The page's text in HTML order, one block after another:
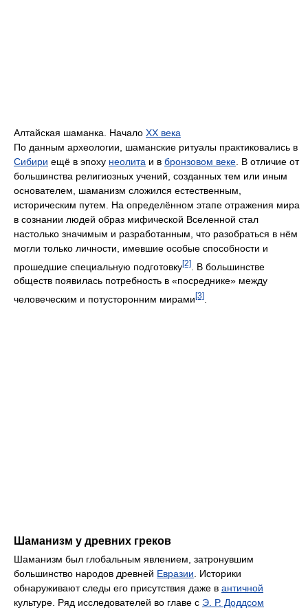
Алтайская шаманка. Начало XX века
По данным археологии, шаманские ритуалы практиковались в
Сибири ещё в эпоху неолита и в бронзовом веке . В отличие от
большинства религиозных учений, созданных тем или иным
основателем, шаманизм сложился естественным,
историческим путем. На определённом этапе отражения мира
в сознании людей образ мифической Вселенной стал
настолько значимым и разработанным, что разобраться в нём
могли только личности, имевшие особые способности и
прошедшие специальную подготовку[2]
. В большинстве
обществ появилась потребность в «посреднике» между
человеческим и потусторонним мирами [3]
Шаманизм у древних греков
Шаманизм был глобальным явлением, затронувшим
большинство народов древней Евразии . Историки
обнаруживают следы его присутствия даже в античной
культуре. Ряд исследователей во главе с Э. Р. Доддсом